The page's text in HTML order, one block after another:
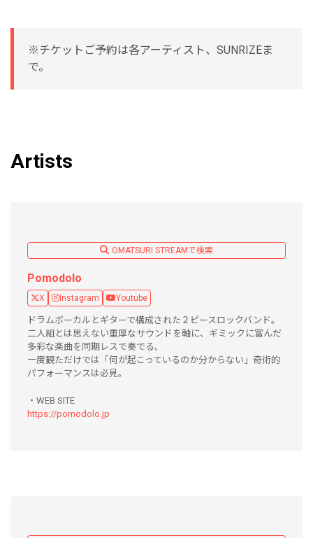
※チケットご予約は各アーティスト、SUNRIZEま
で。
Artists
OMATSURI STREAMで検索
Pomodolo
X Instagram Youtube
ドラムボーカルとギターで構成された２ピースロックバンド。
二人組とは思えない重厚なサウンドを軸に、ギミックに富んだ
多彩な楽曲を同期レスで奏でる。
一度観ただけでは「何が起こっているのか分からない」奇術的
パフォーマンスは必見。
・WEB SITE
https://pomodolo.jp